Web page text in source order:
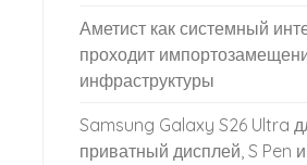
Аметист как системный
проходит
инфраструктуры
Samsung Galaxy S26 Ultra
приватный дисплей, S Pen